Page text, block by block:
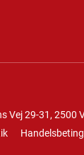
Vej 29-31, 2500